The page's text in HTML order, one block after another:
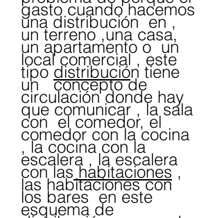
gasto cuando hacemos
una distribución  en ,
un terreno ,una casa,
un apartamento o  un
local comercial , este
tipo distribución tiene
un   concepto de
circulación donde hay
que comunicar , la sala
con  el comedor, el
comedor con la cocina
, la cocina con la
escalera , la escalera
con las habitaciones ,
las habitaciones con
los bares  en este
esquema de